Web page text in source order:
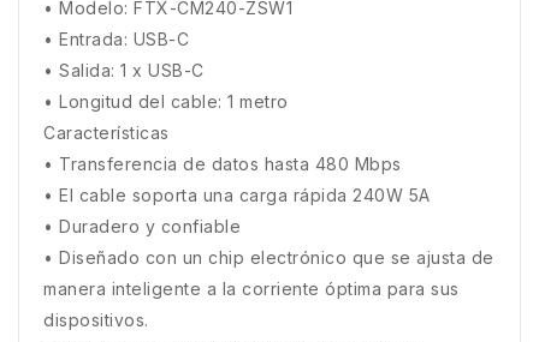
• Modelo: FTX-CM240-ZSW1
• Entrada: USB-C
• Salida: 1 x USB-C
• Longitud del cable: 1 metro
Características
• Transferencia de datos hasta 480 Mbps
• El cable soporta una carga rápida 240W 5A
• Duradero y confiable
• Diseñado con un chip electrónico que se ajusta de
manera inteligente a la corriente óptima para sus
dispositivos.